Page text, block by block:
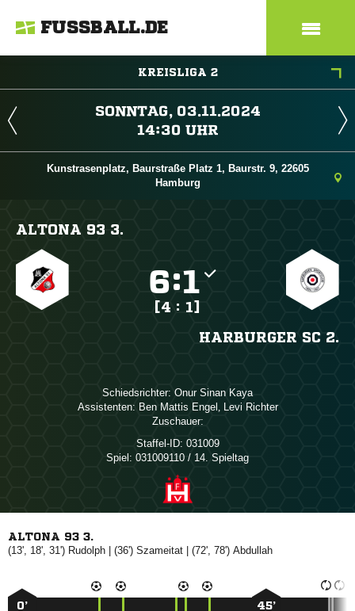
FUSSBALL.DE
KREISLIGA 2
 
 
Kunstrasenplatz, Baurstraße Platz 1, Baurstr. 9, 22605
Hamburg
ALTONA 93 3.
:
[4 : 1]
HARBURGER SC 2.
Schiedsrichter:   
Assistenten:    ,  
Zuschauer:
Staffel-ID: 031009
Spiel: 031009110 / 14. Spieltag
ALTONA 93 3.
(13', 18', 31')  | (36')  | (72', 78') 
0’ 45’